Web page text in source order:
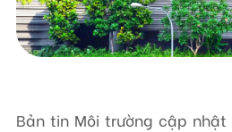
TRUNG TÂM HỖ TRỢ SÁNG KIẾN PHÁT
Bản tin Môi trường cập